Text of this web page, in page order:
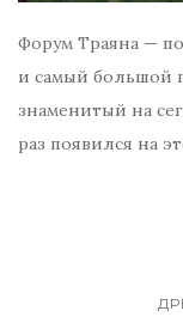
Форум Траяна —
и самый большой
знаменитый на
раз появился на